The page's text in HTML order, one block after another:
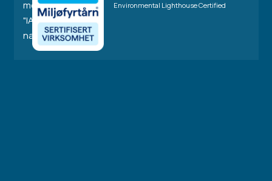
Environmental Lighthouse Certified